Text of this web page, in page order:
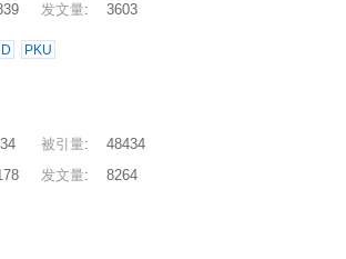
发文量: 3603
PKU
被引量:
48434
发文量: 8264